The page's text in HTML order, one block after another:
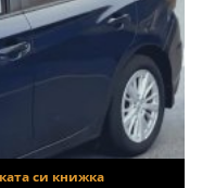
си книжка